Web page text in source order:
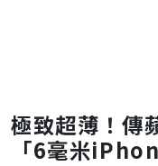
極致超薄！傳
「6毫米